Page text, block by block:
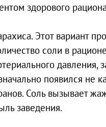
здорового
Этот вариант
соли в
давления,
появился не
Соль вызывает
заведения.